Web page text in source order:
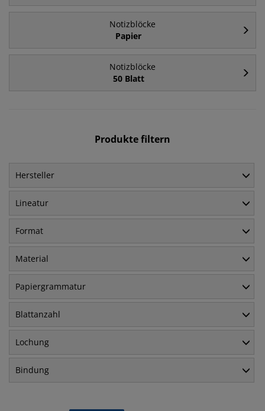
Notizblöcke
Papier
Notizblöcke
50 Blatt
Produkte filtern
Hersteller
Lineatur
Format
Material
Papiergrammatur
Blattanzahl
Lochung
Bindung